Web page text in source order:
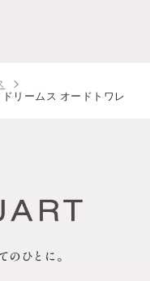
リームス オードトワレ
のひとに。